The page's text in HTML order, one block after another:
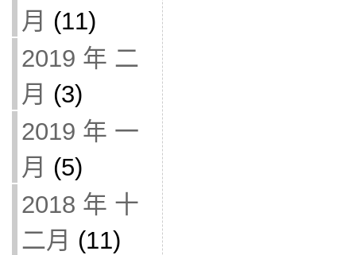
月 (11)
2019 年 二
月 (3)
2019 年 一
月 (5)
2018 年 十
二月 (11)